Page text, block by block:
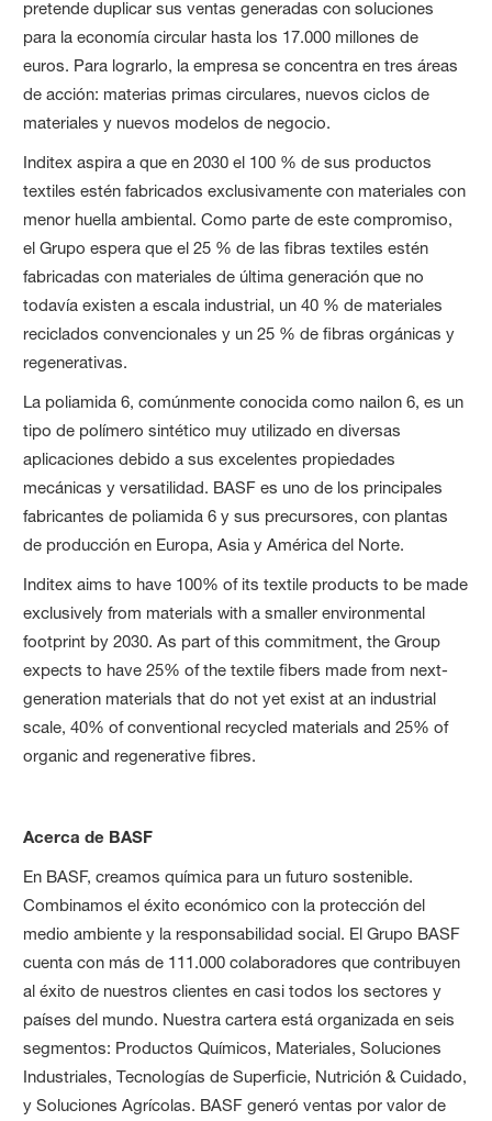
pretende duplicar sus ventas generadas con soluciones
para la economía circular hasta los 17.000 millones de
euros. Para lograrlo, la empresa se concentra en tres áreas
de acción: materias primas circulares, nuevos ciclos de
materiales y nuevos modelos de negocio.
Inditex aspira a que en 2030 el 100 % de sus productos
textiles estén fabricados exclusivamente con materiales con
menor huella ambiental. Como parte de este compromiso,
el Grupo espera que el 25 % de las fibras textiles estén
fabricadas con materiales de última generación que no
todavía existen a escala industrial, un 40 % de materiales
reciclados convencionales y un 25 % de fibras orgánicas y
regenerativas.
La poliamida 6, comúnmente conocida como nailon 6, es un
tipo de polímero sintético muy utilizado en diversas
aplicaciones debido a sus excelentes propiedades
mecánicas y versatilidad. BASF es uno de los principales
fabricantes de poliamida 6 y sus precursores, con plantas
de producción en Europa, Asia y América del Norte.
Inditex aims to have 100% of its textile products to be made
exclusively from materials with a smaller environmental
footprint by 2030. As part of this commitment, the Group
expects to have 25% of the textile fibers made from next-
generation materials that do not yet exist at an industrial
scale, 40% of conventional recycled materials and 25% of
organic and regenerative fibres.
Acerca de BASF
En BASF, creamos química para un futuro sostenible.
Combinamos el éxito económico con la protección del
medio ambiente y la responsabilidad social. El Grupo BASF
cuenta con más de 111.000 colaboradores que contribuyen
al éxito de nuestros clientes en casi todos los sectores y
países del mundo. Nuestra cartera está organizada en seis
segmentos: Productos Químicos, Materiales, Soluciones
Industriales, Tecnologías de Superficie, Nutrición & Cuidado,
y Soluciones Agrícolas. BASF generó ventas por valor de